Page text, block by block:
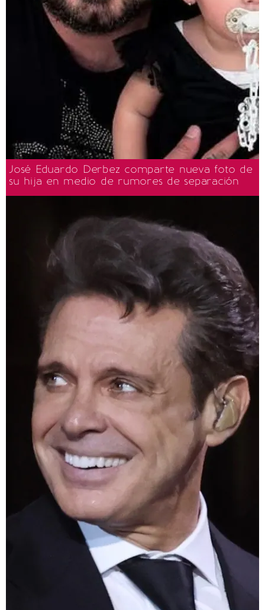
José Eduardo Derbez comparte nueva foto de
su hija en medio de rumores de separación